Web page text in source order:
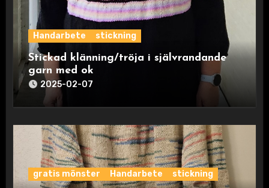
Handarbete stickning
Stickad klänning/tröja i självrandande
garn med ok
2025-02-07
gratis mönster Handarbete stickning